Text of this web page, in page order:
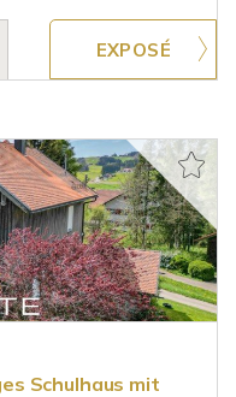
Schulhaus mit